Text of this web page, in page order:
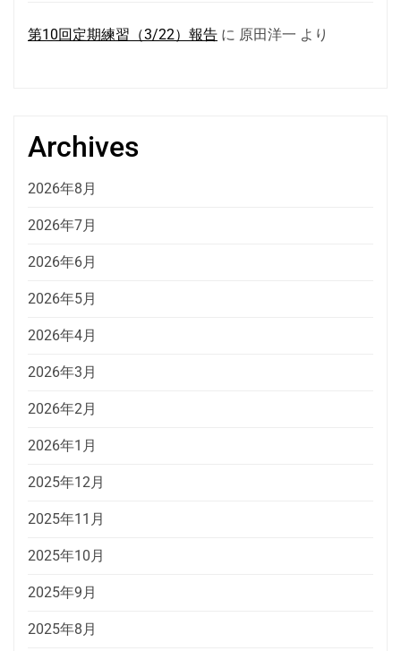
第10回定期練習（3/22）報告 に 原田洋一 より
Archives
2026年8月
2026年7月
2026年6月
2026年5月
2026年4月
2026年3月
2026年2月
2026年1月
2025年12月
2025年11月
2025年10月
2025年9月
2025年8月